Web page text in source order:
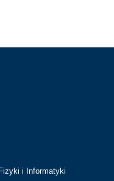
i Informatyki